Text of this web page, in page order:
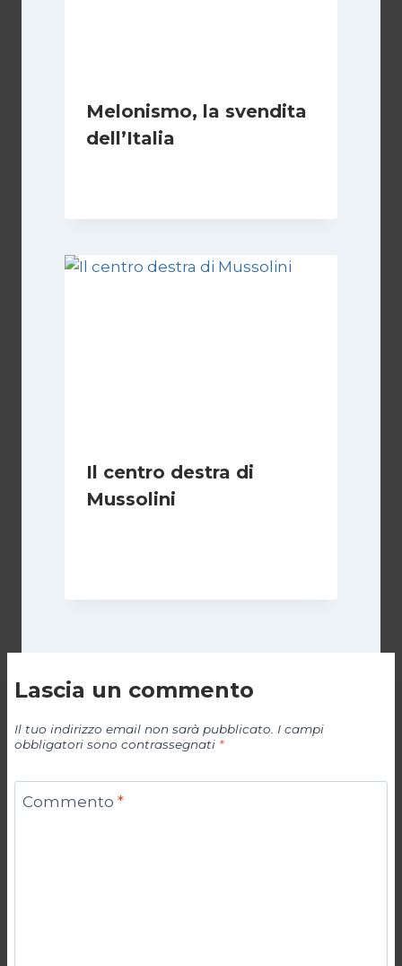
Melonismo, la svendita
dell’Italia
Il centro destra di
Mussolini
Lascia un commento
Il tuo indirizzo email non sarà pubblicato. I campi
obbligatori sono contrassegnati *
Commento *